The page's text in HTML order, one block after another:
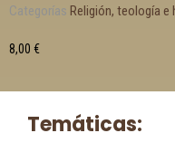
Temáticas:
Categorías Religión, teología e
8,00 €